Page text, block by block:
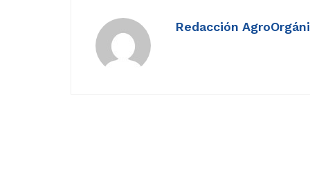
Redacción